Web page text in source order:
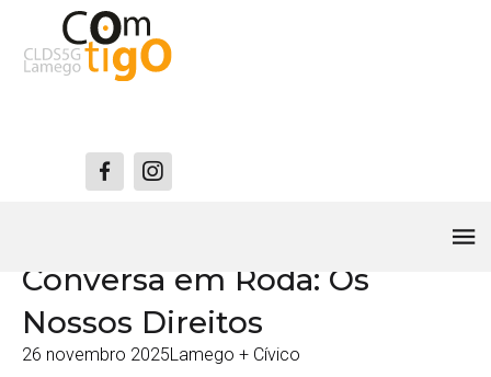
Lamego + Cívico
Conversa em Roda: Os
Nossos Direitos
26 novembro 2025Lamego + Cívico